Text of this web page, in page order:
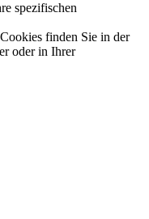
spezifischen
finden Sie in der
oder in Ihrer